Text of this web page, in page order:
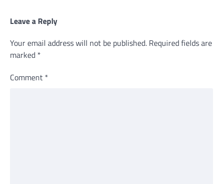
Leave a Reply
Your email address will not be published. Required fields are
marked *
Comment *